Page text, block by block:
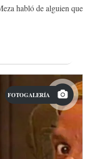
habló de alguien que
FOTOGALERÍA